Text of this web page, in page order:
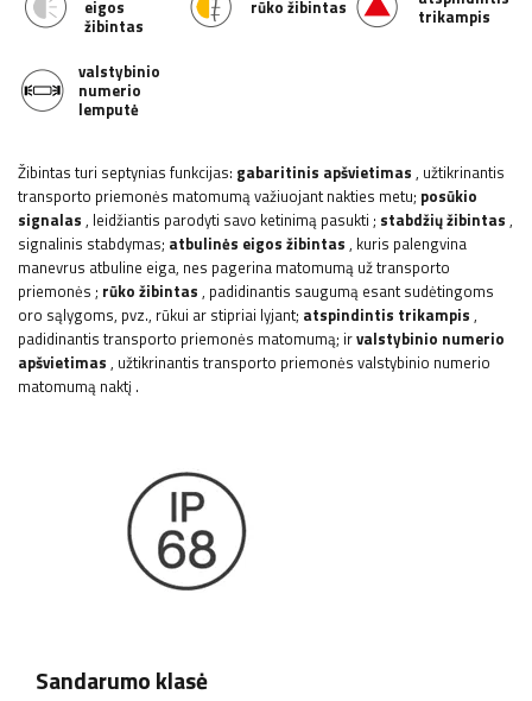
eigos
žibintas
rūko žibintas
trikampis
valstybinio
numerio
lemputė
Žibintas turi septynias funkcijas: gabaritinis apšvietimas , užtikrinantis
transporto priemonės matomumą važiuojant nakties metu; posūkio
signalas , leidžiantis parodyti savo ketinimą pasukti ; stabdžių žibintas ,
signalinis stabdymas; atbulinės eigos žibintas , kuris palengvina
manevrus atbuline eiga, nes pagerina matomumą už transporto
priemonės ; rūko žibintas , padidinantis saugumą esant sudėtingoms
oro sąlygoms, pvz., rūkui ar stipriai lyjant; atspindintis trikampis ,
padidinantis transporto priemonės matomumą; irvalstybinio numerio
apšvietimas , užtikrinantis transporto priemonės valstybinio numerio
matomumą naktį .
Sandarumo klasė